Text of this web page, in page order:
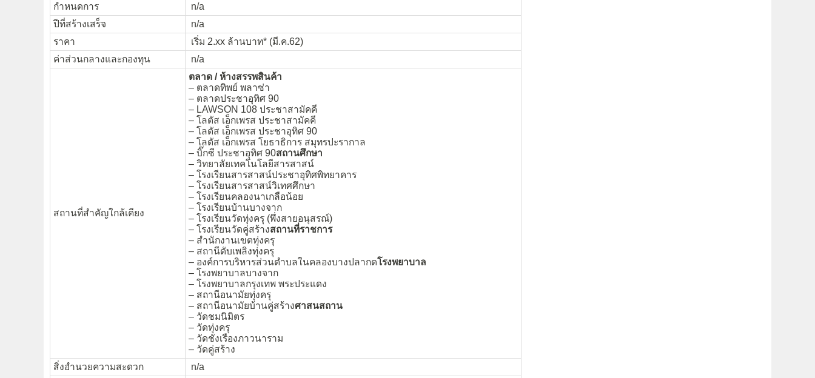
กำหนดการ
n/a
ปีที่สร้างเสร็จ
n/a
ราคา
เริ่ม 2.xx ล้านบาท* (มี.ค.62)
ค่าส่วนกลางและกองทุน
n/a
สถานที่สำคัญใกล้เคียง
ตลาด / ห้างสรรพสินค้า
– ตลาดทิพย์ พลาซ่า
– ตลาดประชาอุทิศ 90
– LAWSON 108 ประชาสามัคคี
– โลตัส เอ็กเพรส ประชาสามัคคี
– โลตัส เอ็กเพรส ประชาอุทิศ 90
– โลตัส เอ็กเพรส โยธาธิการ สมุทรปะรากาล
– บิ๊กซี ประชาอุทิศ 90สถานศึกษา
– วิทยาลัยเทคโนโลยีสารสาสน์
– โรงเรียนสารสาสน์ประชาอุทิศพิทยาคาร
– โรงเรียนสารสาสน์วิเทศศึกษา
– โรงเรียนคลองนาเกลือน้อย
– โรงเรียนบ้านบางจาก
– โรงเรียนวัดทุ่งครุ (พึ่งสายอนุสรณ์)
– โรงเรียนวัดคู่สร้างสถานที่ราชการ
– สำนักงานเขตทุ่งครุ
– สถานีดับเพลิงทุ่งครุ
– องค์การบริหารส่วนตำบลในคลองบางปลากดโรงพยาบาล
– โรงพยาบาลบางจาก
– โรงพยาบาลกรุงเทพ พระประแดง
– สถานีอนามัยทุ่งครุ
– สถานีอนามัยบ้านคู่สร้างศาสนสถาน
– วัดชมนิมิตร
– วัดทุ่งครุ
– วัดชังเรืองภาวนาราม
– วัดคู่สร้าง
สิ่งอำนวยความสะดวก
n/a